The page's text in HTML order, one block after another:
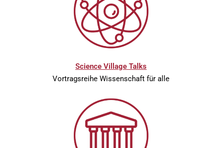
Science Village Talks
Vortragsreihe Wissenschaft für alle